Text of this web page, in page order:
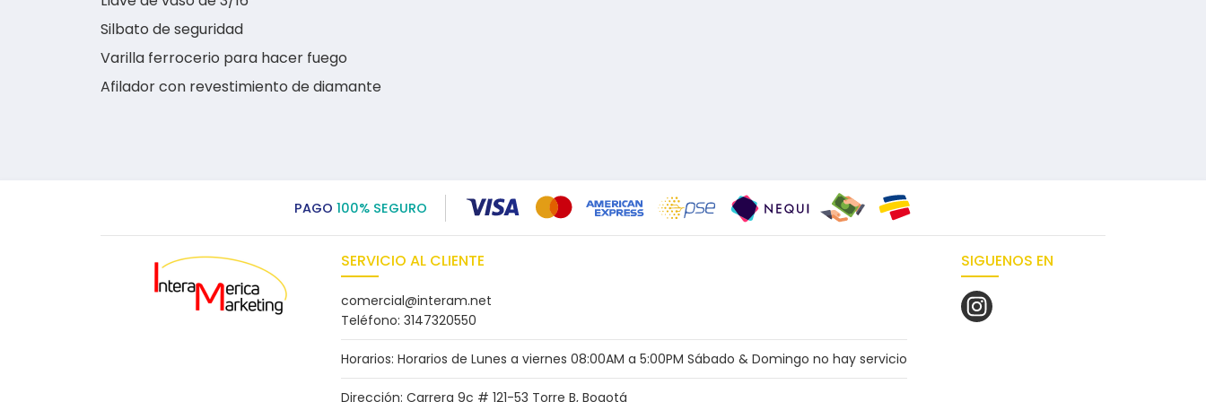
Silbato de seguridad
Varilla ferrocerio para hacer fuego
Afilador con revestimiento de diamante
PAGO 100% SEGURO
SERVICIO AL CLIENTE
comercial@interam.net
Teléfono: 3147320550
Horarios: Horarios de Lunes a viernes 08:00AM a 5:00PM Sábado & Domingo no hay servicio
Dirección: Carrera 9c # 121-53 Torre B, Bogotá
SIGUENOS EN